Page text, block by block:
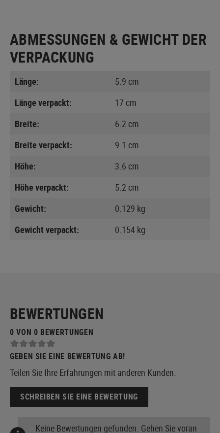
ABMESSUNGEN & GEWICHT DER
VERPACKUNG
Länge:
5.9 cm
Länge verpackt:
17 cm
Breite:
6.2 cm
Breite verpackt:
9.1 cm
Höhe:
3.6 cm
Höhe verpackt:
5.2 cm
Gewicht:
0.129 kg
Gewicht verpackt:
0.154 kg
BEWERTUNGEN
0 VON 0 BEWERTUNGEN
GEBEN SIE EINE BEWERTUNG AB!
Teilen Sie Ihre Erfahrungen mit anderen Kunden.
SCHREIBEN SIE EINE BEWERTUNG
Keine Bewertungen gefunden. Gehen Sie voran